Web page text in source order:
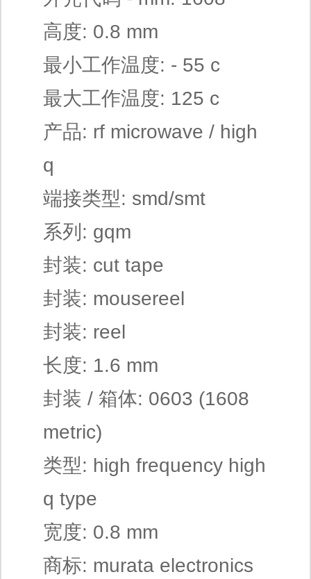
高度: 0.8 mm
最小工作温度: - 55 c
最大工作温度: 125 c
产品: rf microwave / high
q
端接类型: smd/smt
系列: gqm
封装: cut tape
封装: mousereel
封装: reel
长度: 1.6 mm
封装 / 箱体: 0603 (1608
metric)
类型: high frequency high
q type
宽度: 0.8 mm
商标: murata electronics